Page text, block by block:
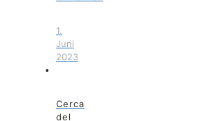
1.
Juni
2023
Cerca
del